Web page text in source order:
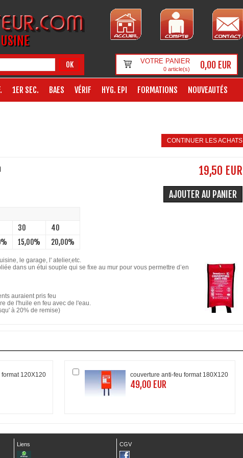
OK VOTRE PANIER
0article(s) 0,00 EUR
1ER SEC. BAES VÉRIF HYG. EPI FORMATIONS NOUVEAUTÉS
CONTINUER LES ACHATS
19,50 EUR
AJOUTER AU PANIER
30 40
15,00% 20,00%
le garage, l' atelier,etc.
dans un étui souple qui se fixe au mur pour vous permettre d’en
auraient pris feu
de l'huile en feu avec de l'eau.
à 20% de remise)
120X120 couverture anti-feu format 180X120
49,00 EUR
Liens
CGV